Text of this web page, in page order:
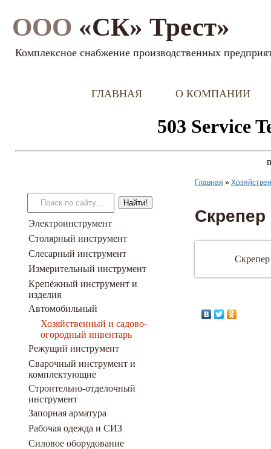
ООО «СК» Трест»
Комплексное снабжение производственных
ГЛАВНАЯ О КОМПАНИИ
Электроинструмент
Столярный инструмент
Слесарный инструмент
Измерительный инструмент
Крепёжный инструмент и
изделия
Автомобильный
Хозяйственный и садово-
огородный инвентарь
Режущий инструмент
Сварочный инструмент и
комплектующие
Строительно-отделочный
инструмент
Запорная арматура
Рабочая одежда и СИЗ
Силовое оборудование
Главная »
Скрепер